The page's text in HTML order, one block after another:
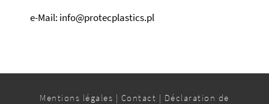
e-Mail: info@protecplastics.pl
Mentions légales | Contact | Déclaration de